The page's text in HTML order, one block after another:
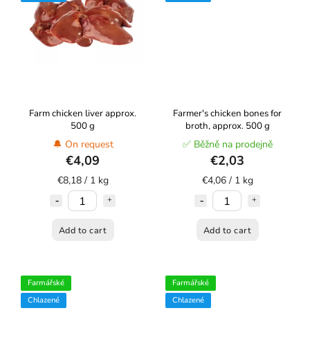
Farm chicken liver approx.
500 g
🔔 On request
€4,09
€8,18 / 1 kg
Add to cart
Farmer's chicken bones for
broth, approx. 500 g
✅ Běžně na prodejně
€2,03
€4,06 / 1 kg
Add to cart
Farmářské
Chlazené
Farmářské
Chlazené